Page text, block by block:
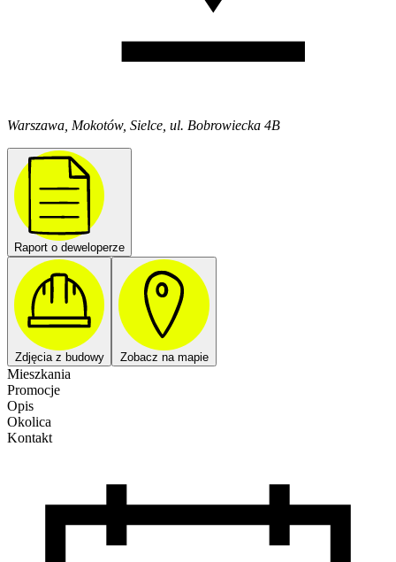
Warszawa, Mokotów, Sielce, ul. Bobrowiecka 4B
Raport o deweloperze
Zdjęcia z budowy Zobacz na mapie
Mieszkania
Promocje
Opis
Okolica
Kontakt